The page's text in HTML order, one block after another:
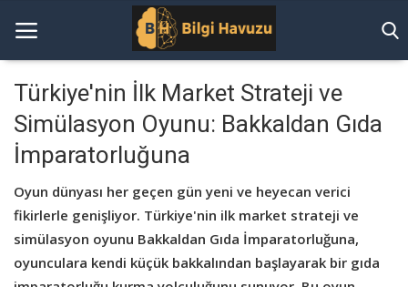
AnaSayfa
Çerez Politikası
Gizlilik Politikası
Hakkımızda
Türkiye'nin İlk Market Strateji ve
Simülasyon Oyunu: Bakkaldan Gıda
İmparatorluğuna
Oyun dünyası her geçen gün yeni ve heyecan verici
fikirlerle genişliyor. Türkiye'nin ilk market strateji ve
simülasyon oyunu Bakkaldan Gıda İmparatorluğuna,
oyunculara kendi küçük bakkalından başlayarak bir gıda